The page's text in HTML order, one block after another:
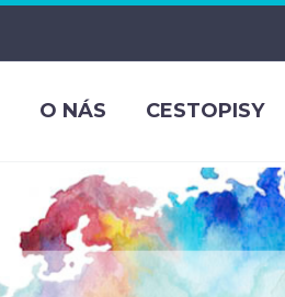
O NÁS CESTOPISY